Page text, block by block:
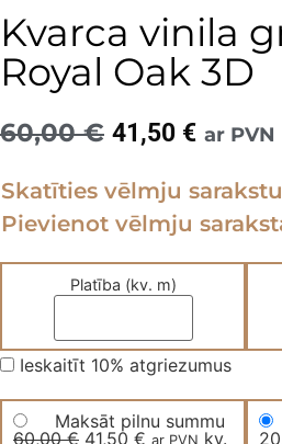
Kvarca vinila
Royal Oak 3D
60,00€ Original
was:
60,00 €.
41,50 €
is:
ar PVN
Skatīties vēlmju sarakstu
Pievienot vēlmju
Platība (kv. m)
Ieskaitīt 10% atgriezumus
Maksāt pilnu summu
60,00€ Original
41,50 € Current
ar PVN kv.